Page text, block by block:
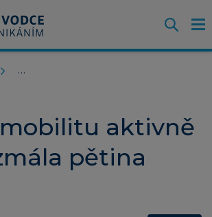
aktivně
pětina